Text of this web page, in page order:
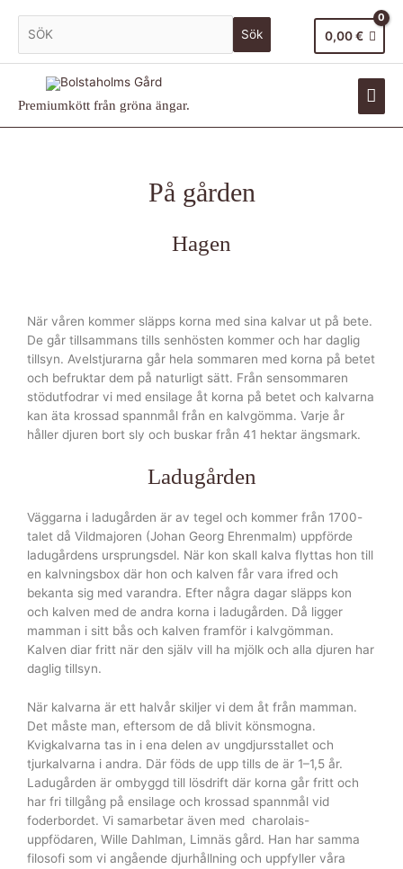
Sök 0,00€
Premiumkött från gröna ängar.
På gården
Hagen
När våren kommer släpps korna med sina kalvar ut på bete.
De går tillsammans tills senhösten kommer och har daglig
tillsyn. Avelstjurarna går hela sommaren med korna på betet
och befruktar dem på naturligt sätt. Från sensommaren
stödutfodrar vi med ensilage åt korna på betet och kalvarna
kan äta krossad spannmål från en kalvgömma. Varje år
håller djuren bort sly och buskar från 41 hektar ängsmark.
Ladugården
Väggarna i ladugården är av tegel och kommer från 1700-
talet då Vildmajoren (Johan Georg Ehrenmalm) uppförde
ladugårdens ursprungsdel. När kon skall kalva flyttas hon till
en kalvningsbox där hon och kalven får vara ifred och
bekanta sig med varandra. Efter några dagar släpps kon
och kalven med de andra korna i ladugården. Då ligger
mamman i sitt bås och kalven framför i kalvgömman.
Kalven diar fritt när den själv vill ha mjölk och alla djuren har
daglig tillsyn.
När kalvarna är ett halvår skiljer vi dem åt från mamman.
Det måste man, eftersom de då blivit könsmogna.
Kvigkalvarna tas in i ena delen av ungdjursstallet och
tjurkalvarna i andra. Där föds de upp tills de är 1–1,5 år.
Ladugården är ombyggd till lösdrift där korna går fritt och
har fri tillgång på ensilage och krossad spannmål vid
foderbordet. Vi samarbetar även med charolais-
uppfödaren, Wille Dahlman, Limnäs gård. Han har samma
filosofi som vi angående djurhållning och uppfyller våra